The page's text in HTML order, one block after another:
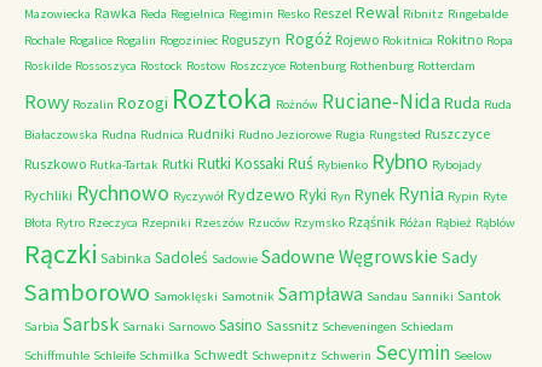
Mazowiecka Rawka Reda Regielnica Regimin Resko Reszel Rewal Ribnitz Ringebalde
Rochale Rogalice Rogalin Rogoziniec Roguszyn Rogóż Rojewo Rokitnica Rokitno Ropa
Roskilde Rossoszyca Rostock Rostow Roszczyce Rotenburg Rothenburg Rotterdam
Rowy Rozalin Rozogi Roztoka Rożnów Ruciane-NidaRuda Ruda
Białaczowska Rudna Rudnica Rudniki Rudno Jeziorowe Rugia Rungsted Ruszczyce
Ruszkowo Rutka-Tartak Rutki Rutki Kossaki Ruś Rybienko Rybno Rybojady
Rychliki Rychnowo Ryczywół Rydzewo Ryki Ryn Rynek Rynia Rypin Ryte
Błota Rytro Rzeczyca Rzepniki Rzeszów Rzuców Rzymsko Rząśnik Różan Rąbież Rąblów
Rączki Sabinka Sadoleś Sadowie Sadowne Węgrowskie Sady
Samborowo Samoklęski Samotnik Sampława Sandau Sanniki Santok
Sarbia Sarbsk Sarnaki Sarnowo Sasino Sassnitz Scheveningen Schiedam
Schiffmuhle Schleife Schmilka Schwedt Schwepnitz Schwerin Secymin Seelow